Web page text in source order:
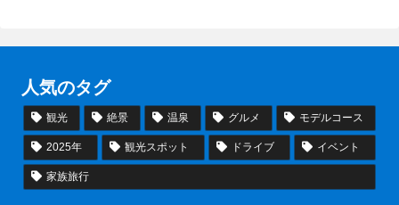
人気のタグ
観光 絶景 温泉 グルメ モデルコース
2025年 観光スポット ドライブ イベント
家族旅行